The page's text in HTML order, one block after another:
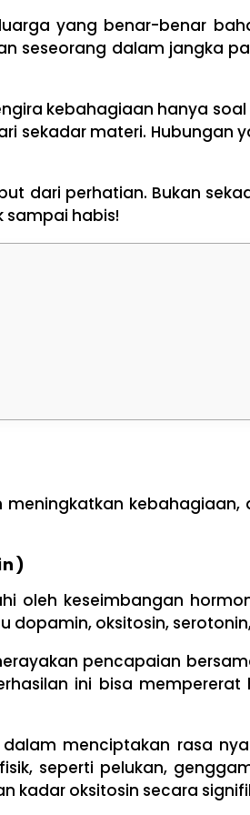
yang benar-benar
seseorang dalam jangka
kebahagiaan hanya
sekadar materi. Hubungan
dari perhatian. Bukan
sampai habis!
oleh keseimbangan
oksitosin,
pencapaian
ini bisa
menciptakan rasa
seperti pelukan,
kadar oksitosin secara